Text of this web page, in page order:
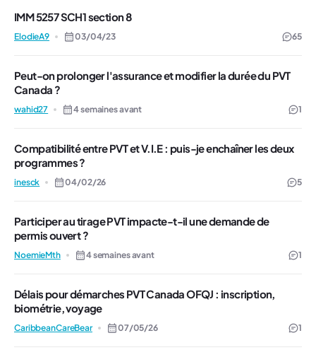
IMM 5257 SCH1 section 8
ElodieA9 03/04/23 65
Peut-on prolonger l'assurance et modifier la durée du PVT
Canada ?
wahid27 4 semaines avant 1
Compatibilité entre PVT et V.I.E : puis-je enchaîner les deux
programmes ?
inesck 04/02/26 5
Participer au tirage PVT impacte-t-il une demande de
permis ouvert ?
NoemieMth 4 semaines avant 1
Délais pour démarches PVT Canada OFQJ : inscription,
biométrie, voyage
CaribbeanCareBear 07/05/26 1